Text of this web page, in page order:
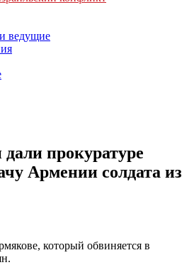
ведущие
прокуратуре
Армении солдата из
который обвиняется в